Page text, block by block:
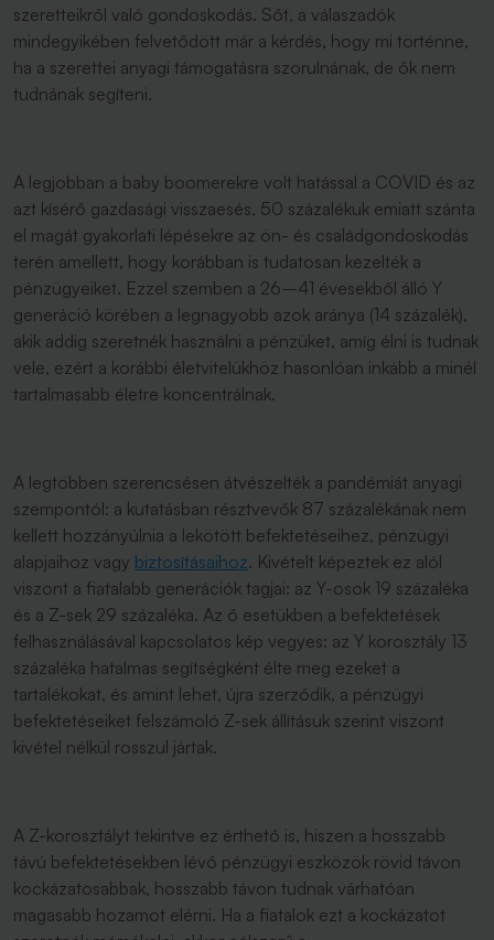
szeretteikről való gondoskodás. Sőt, a válaszadók
mindegyikében felvetődött már a kérdés, hogy mi történne,
ha a szerettei anyagi támogatásra szorulnának, de ők nem
tudnának segíteni.
A legjobban a baby boomerekre volt hatással a COVID és az
azt kísérő gazdasági visszaesés, 50 százalékuk emiatt szánta
el magát gyakorlati lépésekre az ön- és családgondoskodás
terén amellett, hogy korábban is tudatosan kezelték a
pénzügyeiket. Ezzel szemben a 26–41 évesekből álló Y
generáció körében a legnagyobb azok aránya (14 százalék),
akik addig szeretnék használni a pénzüket, amíg élni is tudnak
vele, ezért a korábbi életvitelükhöz hasonlóan inkább a minél
tartalmasabb életre koncentrálnak.
A legtöbben szerencsésen átvészelték a pandémiát anyagi
szempontól: a kutatásban résztvevők 87 százalékának nem
kellett hozzányúlnia a lekötött befektetéseihez, pénzügyi
alapjaihoz vagy biztosításaihoz. Kivételt képeztek ez alól
viszont a fiatalabb generációk tagjai: az Y-osok 19 százaléka
és a Z-sek 29 százaléka. Az ő esetükben a befektetések
felhasználásával kapcsolatos kép vegyes: az Y korosztály 13
százaléka hatalmas segítségként élte meg ezeket a
tartalékokat, és amint lehet, újra szerződik, a pénzügyi
befektetéseiket felszámoló Z-sek állításuk szerint viszont
kivétel nélkül rosszul jártak.
A Z-korosztályt tekintve ez érthető is, hiszen a hosszabb
távú befektetésekben lévő pénzügyi eszközök rövid távon
kockázatosabbak, hosszabb távon tudnak várhatóan
magasabb hozamot elérni. Ha a fiatalok ezt a kockázatot